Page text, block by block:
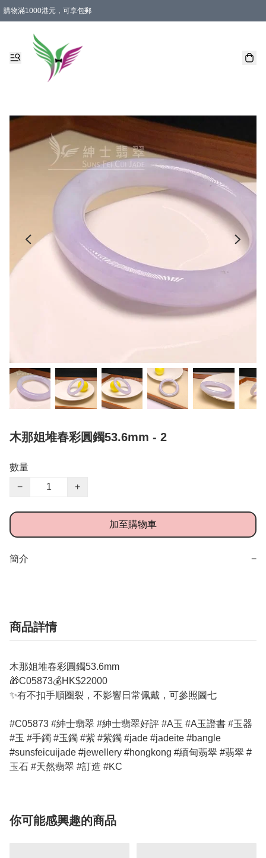
購物滿1000港元，可享包郵
木那姐堆春彩圓鐲53.6mm - 2
數量
−
+
加至購物車
簡介 −
商品詳情
木那姐堆春彩圓鐲53.6mm
🎁C05873💰HK$22000
✨有不扣手順圈裂，不影響日常佩戴，可參照圖七
#C05873 #紳士翡翠 #紳士翡翠好評 #A玉 #A玉證書 #玉器
#玉 #手鐲 #玉鐲 #紫 #紫鐲 #jade #jadeite #bangle
#sunsfeicuijade #jewellery #hongkong #緬甸翡翠 #翡翠 #
玉石 #天然翡翠 #訂造 #KC
你可能感興趣的商品